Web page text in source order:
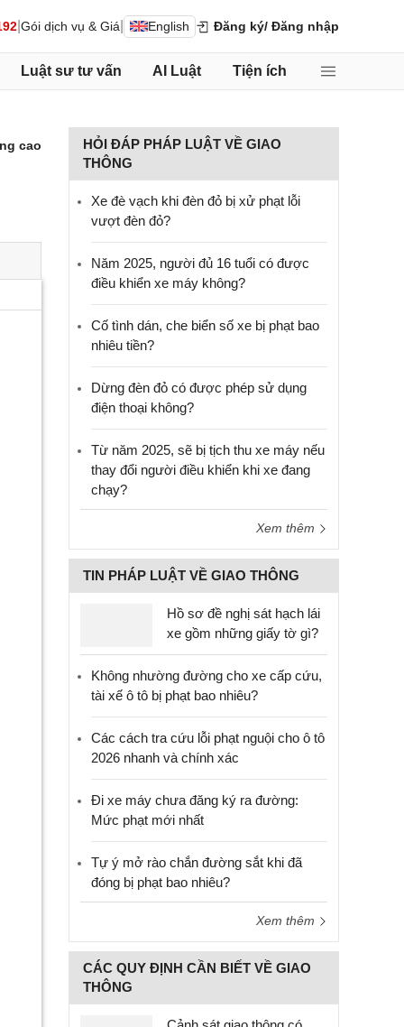
Gói dịch vụ & Giá English Đăng ký/ Đăng nhập
Luật sư tư vấn AI Luật Tiện ích
cao
HỎI ĐÁP PHÁP LUẬT VỀ GIAO
THÔNG
Xe đè vạch khi đèn đỏ bị xử phạt lỗi
vượt đèn đỏ?
Năm 2025, người đủ 16 tuổi có được
điều khiển xe máy không?
Cố tình dán, che biển số xe bị phạt bao
nhiêu tiền?
Dừng đèn đỏ có được phép sử dụng
điện thoại không?
Từ năm 2025, sẽ bị tịch thu xe máy nếu
thay đổi người điều khiển khi xe đang
chạy?
Xem thêm
TIN PHÁP LUẬT VỀ GIAO THÔNG
Hồ sơ đề nghị sát hạch lái
xe gồm những giấy tờ gì?
Không nhường đường cho xe cấp cứu,
tài xế ô tô bị phạt bao nhiêu?
Các cách tra cứu lỗi phạt nguội cho ô tô
2026 nhanh và chính xác
Đi xe máy chưa đăng ký ra đường:
Mức phạt mới nhất
Tự ý mở rào chắn đường sắt khi đã
đóng bị phạt bao nhiêu?
Xem thêm
CÁC QUY ĐỊNH CẦN BIẾT VỀ GIAO
THÔNG